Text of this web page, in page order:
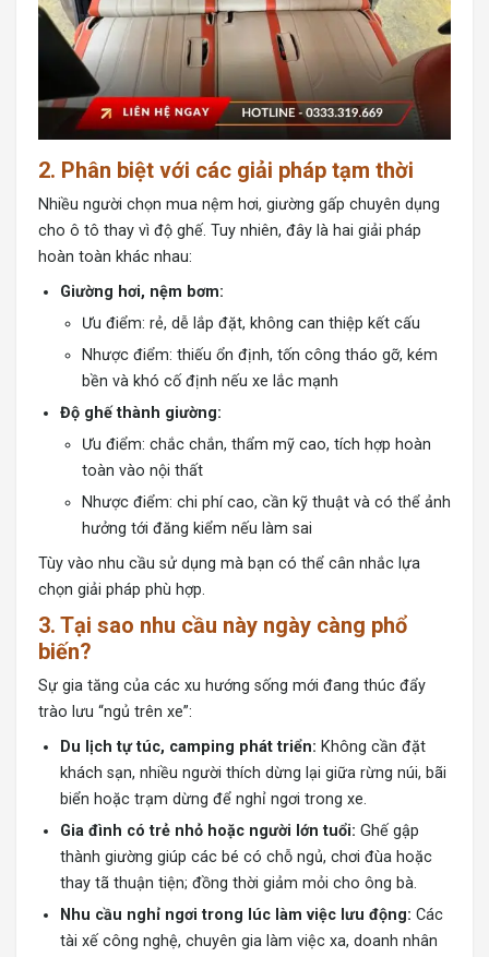
2. Phân biệt với các giải pháp tạm thời
Nhiều người chọn mua nệm hơi, giường gấp chuyên dụng
cho ô tô thay vì độ ghế. Tuy nhiên, đây là hai giải pháp
hoàn toàn khác nhau:
Giường hơi, nệm bơm:
Ưu điểm: rẻ, dễ lắp đặt, không can thiệp kết cấu
Nhược điểm: thiếu ổn định, tốn công tháo gỡ, kém
bền và khó cố định nếu xe lắc mạnh
Độ ghế thành giường:
Ưu điểm: chắc chắn, thẩm mỹ cao, tích hợp hoàn
toàn vào nội thất
Nhược điểm: chi phí cao, cần kỹ thuật và có thể ảnh
hưởng tới đăng kiểm nếu làm sai
Tùy vào nhu cầu sử dụng mà bạn có thể cân nhắc lựa
chọn giải pháp phù hợp.
3. Tại sao nhu cầu này ngày càng phổ
biến?
Sự gia tăng của các xu hướng sống mới đang thúc đẩy
trào lưu “ngủ trên xe”:
Du lịch tự túc, camping phát triển: Không cần đặt
khách sạn, nhiều người thích dừng lại giữa rừng núi, bãi
biển hoặc trạm dừng để nghỉ ngơi trong xe.
Gia đình có trẻ nhỏ hoặc người lớn tuổi: Ghế gập
thành giường giúp các bé có chỗ ngủ, chơi đùa hoặc
thay tã thuận tiện; đồng thời giảm mỏi cho ông bà.
Nhu cầu nghỉ ngơi trong lúc làm việc lưu động: Các
tài xế công nghệ, chuyên gia làm việc xa, doanh nhân